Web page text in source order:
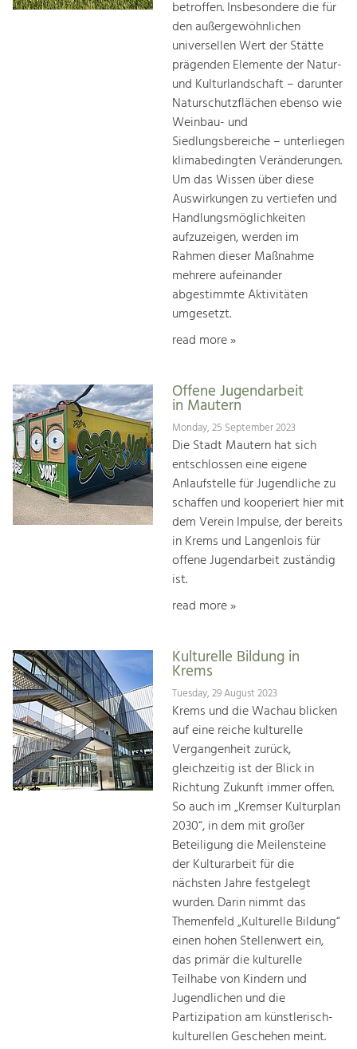
betroffen. Insbesondere die für
den außergewöhnlichen
universellen Wert der Stätte
prägenden Elemente der Natur-
und Kulturlandschaft – darunter
Naturschutzflächen ebenso wie
Weinbau- und
Siedlungsbereiche – unterliegen
klimabedingten Veränderungen.
Um das Wissen über diese
Auswirkungen zu vertiefen und
Handlungsmöglichkeiten
aufzuzeigen, werden im
Rahmen dieser Maßnahme
mehrere aufeinander
abgestimmte Aktivitäten
umgesetzt.
read more »
Offene Jugendarbeit
in Mautern
Monday, 25 September 2023
Die Stadt Mautern hat sich
entschlossen eine eigene
Anlaufstelle für Jugendliche zu
schaffen und kooperiert hier mit
dem Verein Impulse, der bereits
in Krems und Langenlois für
offene Jugendarbeit zuständig
ist.
read more »
Kulturelle Bildung in
Krems
Tuesday, 29 August 2023
Krems und die Wachau blicken
auf eine reiche kulturelle
Vergangenheit zurück,
gleichzeitig ist der Blick in
Richtung Zukunft immer offen.
So auch im „Kremser Kulturplan
2030“, in dem mit großer
Beteiligung die Meilensteine
der Kulturarbeit für die
nächsten Jahre festgelegt
wurden. Darin nimmt das
Themenfeld „Kulturelle Bildung“
einen hohen Stellenwert ein,
das primär die kulturelle
Teilhabe von Kindern und
Jugendlichen und die
Partizipation am künstlerisch-
kulturellen Geschehen meint.